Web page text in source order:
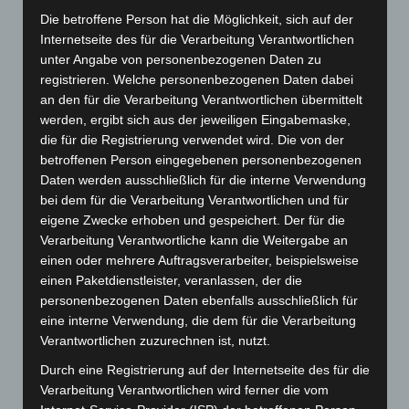
November 2025 (114)
Oktober 2025(112)
September 2025(93)
August 2025(90)
Juli 2025(90)
Juni 2025(103)
Mai 2025(112)
April 2025 (88)
März 2025(111)
Februar 2025(96)
Januar 2025
Dezember 2024(89)
November 2024(94)
Oktober 2024(93)
September 2024
(112)
Die betroffene Person hat die Möglichkeit, sich auf der
Internetseite des für die Verarbeitung Verantwortlichen
unter Angabe von personenbezogenen Daten zu
registrieren. Welche personenbezogenen Daten dabei
an den für die Verarbeitung Verantwortlichen übermittelt
werden, ergibt sich aus der jeweiligen Eingabemaske,
die für die Registrierung verwendet wird. Die von der
betroffenen Person eingegebenen personenbezogenen
Daten werden ausschließlich für die interne Verwendung
bei dem für die Verarbeitung Verantwortlichen und für
eigene Zwecke erhoben und gespeichert. Der für die
Verarbeitung Verantwortliche kann die Weitergabe an
einen oder mehrere Auftragsverarbeiter, beispielsweise
einen Paketdienstleister, veranlassen, der die
personenbezogenen Daten ebenfalls ausschließlich für
eine interne Verwendung, die dem für die Verarbeitung
Verantwortlichen zuzurechnen ist, nutzt.
Durch eine Registrierung auf der Internetseite des für die
Verarbeitung Verantwortlichen wird ferner die vom